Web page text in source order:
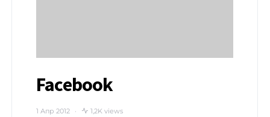
Facebook
1 Апр 2012 1,2K views